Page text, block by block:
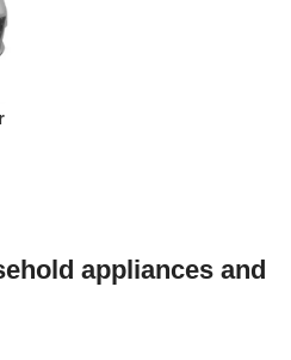
appliances and